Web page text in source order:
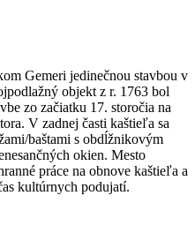
Gemeri jedinečnou stavbou v
objekt z r. 1763 bol
zo začiatku 17. storočia na
V zadnej časti kaštieľa sa
baštami s obdĺžnikovým
okien. Mesto
práce na obnove kaštieľa a
kultúrnych podujatí.